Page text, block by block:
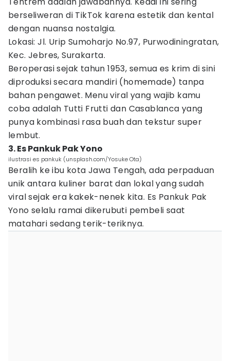
berseliweran di TikTok karena estetik dan kental
dengan nuansa nostalgia.
Lokasi: Jl. Urip Sumoharjo No.97, Purwodiningratan,
Kec. Jebres, Surakarta.
Beroperasi sejak tahun 1953, semua es krim di sini
diproduksi secara mandiri (homemade) tanpa
bahan pengawet. Menu viral yang wajib kamu
coba adalah Tutti Frutti dan Casablanca yang
punya kombinasi rasa buah dan tekstur super
lembut.
3. Es Pankuk Pak Yono
ilustrasi es pankuk (unsplash.com/Yosuke Ota)
Beralih ke ibu kota Jawa Tengah, ada perpaduan
unik antara kuliner barat dan lokal yang sudah
viral sejak era kakek-nenek kita. Es Pankuk Pak
Yono selalu ramai dikerubuti pembeli saat
matahari sedang terik-teriknya.